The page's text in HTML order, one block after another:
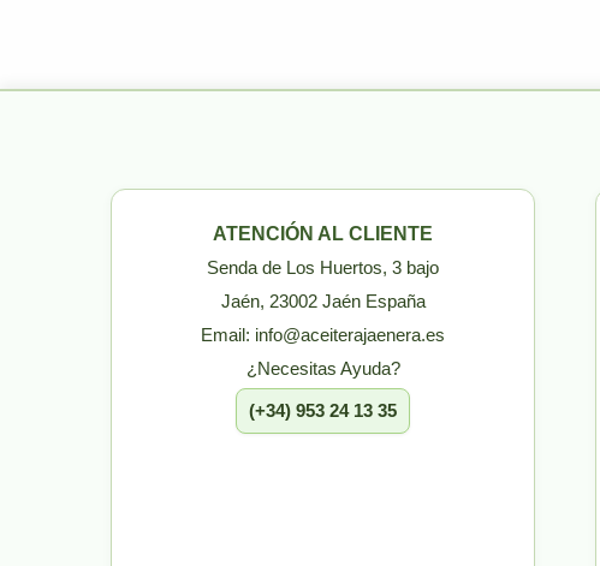
ATENCIÓN AL CLIENTE
Senda de Los Huertos, 3 bajo
Jaén, 23002 Jaén España
Email: info@aceiterajaenera.es
¿Necesitas Ayuda?
(+34) 953 24 13 35